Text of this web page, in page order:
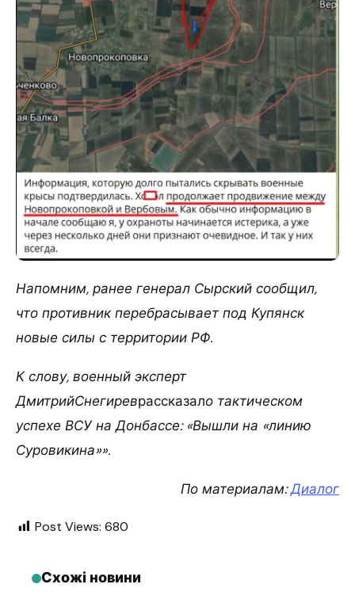
Напомним, ранее генерал Сырский сообщил,
что противник перебрасывает под Купянск
новые силы с территории РФ.
К слову, военный эксперт
ДмитрийСнегиреврассказало тактическом
успехе ВСУ на Донбассе: «Вышли на «линию
Суровикина»».
По материалам:Диалог
Post Views: 680
Схожі новини